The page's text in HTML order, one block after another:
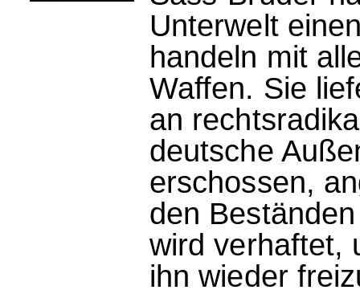
Unterwelt
handeln mit
Waffen. Sie
an
deutsche
erschossen,
den
wird verhaftet,
ihn wieder